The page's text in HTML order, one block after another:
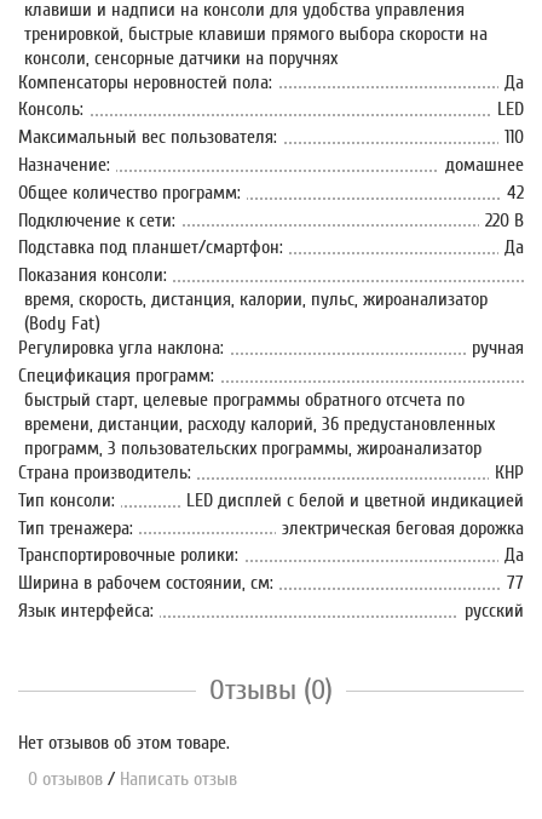
клавиши и надписи на консоли для удобства управления
тренировкой, быстрые клавиши прямого выбора скорости на
консоли, сенсорные датчики на поручнях
Компенсаторы неровностей пола:
Да
Консоль:
LED
Максимальный вес пользователя:
110
Назначение:
домашнее
Общее количество программ:
42
Подключение к сети:
220 В
Подставка под планшет/смартфон:
Да
Показания консоли:
время, скорость, дистанция, калории, пульс, жироанализатор
(Body Fat)
Регулировка угла наклона:
ручная
Спецификация программ:
быстрый старт, целевые программы обратного отсчета по
времени, дистанции, расходу калорий, 36 предустановленных
программ, 3 пользовательских программы, жироанализатор
Страна производитель:
КНР
Тип консоли:
LED дисплей с белой и цветной индикацией
Тип тренажера:
электрическая беговая дорожка
Транспортировочные ролики:
Да
Ширина в рабочем состоянии, см:
77
Язык интерфейса:
русский
Отзывы (0)
Нет отзывов об этом товаре.
0 отзывов / Написать отзыв